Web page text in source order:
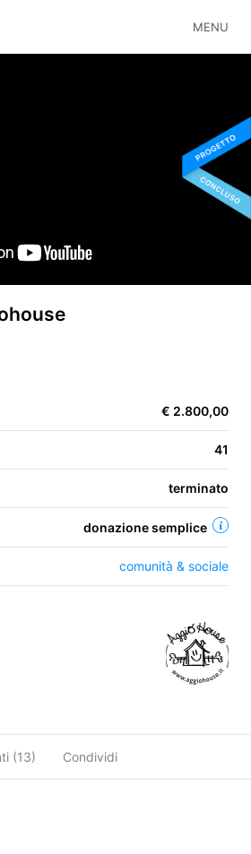
MENU
IT
EN
ES
€ 2.800,00
41
terminato
donazione semplice
comunità & sociale
(13) Condividi